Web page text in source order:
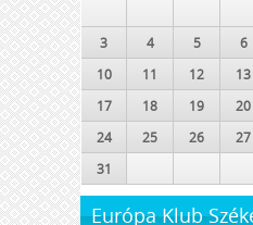
3
4 5 6
10
11 12 13
17
18 19 20
24
25 26 27
31
Európa Klub